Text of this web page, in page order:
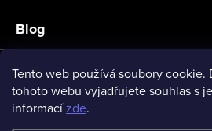
Tento web používá soubory cookie.
tohoto webu vyjadřujete souhlas s
informacízde.
Blog
Přihlášení